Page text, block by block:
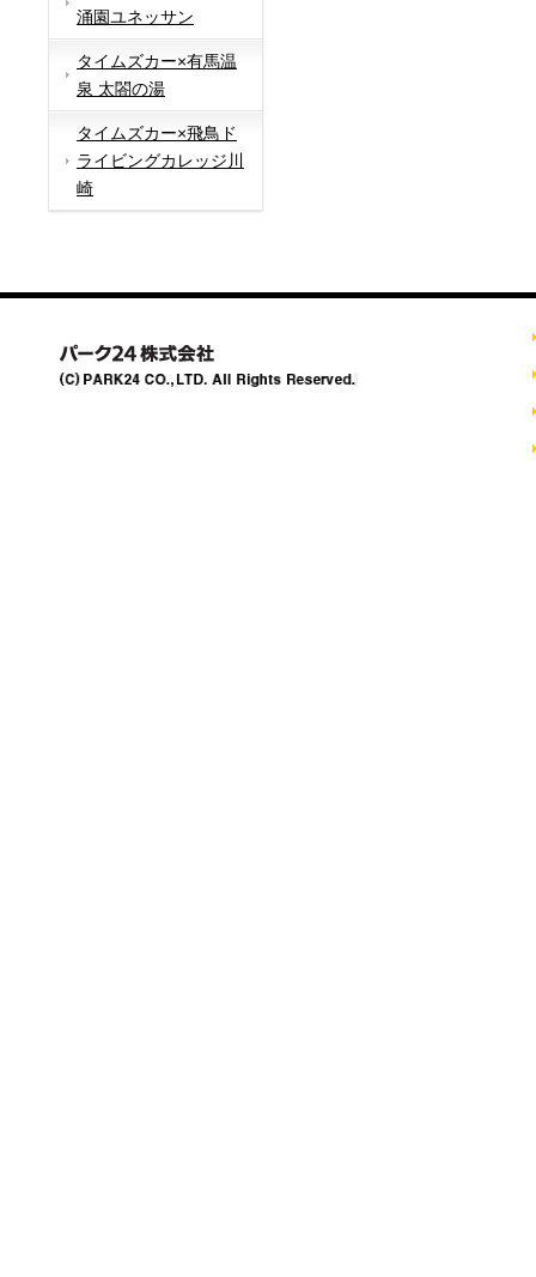
涌園ユネッサン
タイムズカー×有馬温
泉 太閤の湯
タイムズカー×飛鳥ド
ライビングカレッジ川
崎